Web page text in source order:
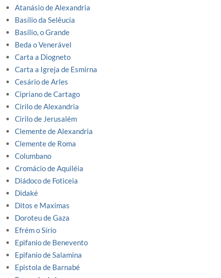
Atanásio de Alexandria
Basílio da Selêucia
Basílio, o Grande
Beda o Venerável
Carta a Diogneto
Carta a Igreja de Esmirna
Cesário de Arles
Cipriano de Cartago
Cirilo de Alexandria
Cirilo de Jerusalém
Clemente de Alexandria
Clemente de Roma
Columbano
Cromácio de Aquiléia
Diádoco de Foticeia
Didaké
Ditos e Maximas
Doroteu de Gaza
Efrém o Sírio
Epifanio de Benevento
Epifanio de Salamina
Epistola de Barnabé